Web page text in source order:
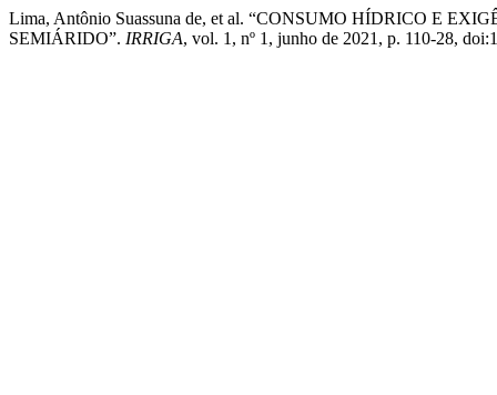
Lima, Antônio Suassuna de, et al. “CONSUMO HÍDRICO E
SEMIÁRIDO”. IRRIGA, vol. 1, nº 1, junho de 2021, p. 110-28,